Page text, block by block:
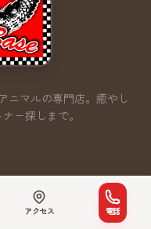
マルの専門店。 癒やし
ー探しまで。
アクセス 電話